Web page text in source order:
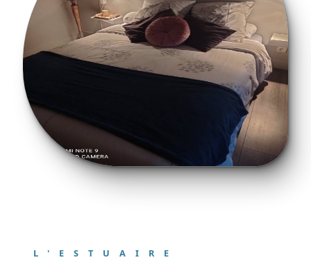
L'ESTUAIRE